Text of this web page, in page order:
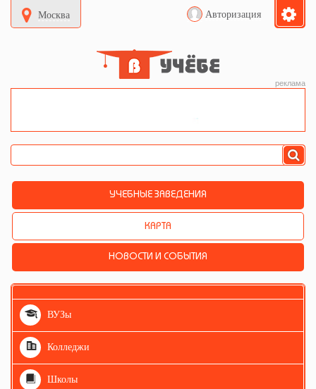
Москва Авторизация
реклама
УЧЕБНЫЕ ЗАВЕДЕНИЯ
КАРТА
НОВОСТИ И СОБЫТИЯ
ВУЗы
Колледжи
Школы